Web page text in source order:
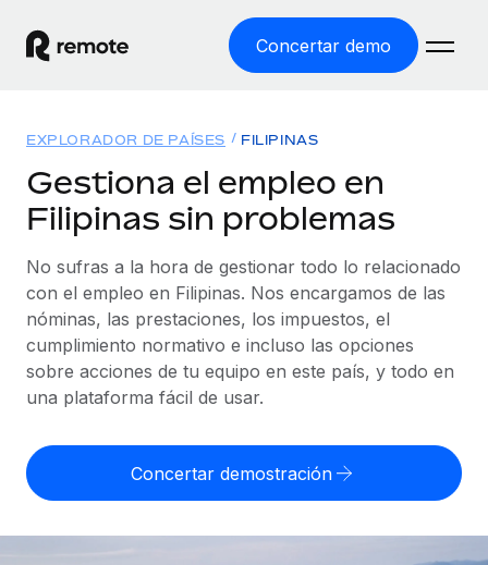
Concertar demo
EMPLEO GLOBAL
Nómina global
Gestiona las nóminas de forma sencilla y conforme a la
legalidad.
Employer of Record
Expándete en todo el mundo sin gastar en entidades.
cumpliendo la normativa.
Soluciones
COBERTURA MUNDIAL
Explorador de países
Consulta el soporte del empleo global según el país.
Explorador estatal de EE. UU.
Simplifica la contratación en todos los estados de EE.
Comparador de Remote
Compáranos con otras empresas.
Recursos
HERRAMIENTAS Y CALCULADORAS
Calculadora del riesgo de clasificación errónea
Consulta el riesgo de clasificación errónea por país.
cualquier país.
Precios
English
Nederlands
EXPLORADOR DE PAÍSES FILIPINAS
Gestiona el empleo en
Filipinas sin problemas
No sufras a la hora de gestionar todo lo relacionado
con el empleo en Filipinas. Nos encargamos de las
nóminas, las prestaciones, los impuestos, el
cumplimiento normativo e incluso las opciones
sobre acciones de tu equipo en este país, y todo en
una plataforma fácil de usar.
Concertar demostración